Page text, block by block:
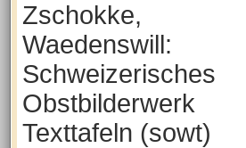
Zschokke,
Waedenswill:
Schweizerisches
Obstbilderwerk
Texttafeln (sowt)